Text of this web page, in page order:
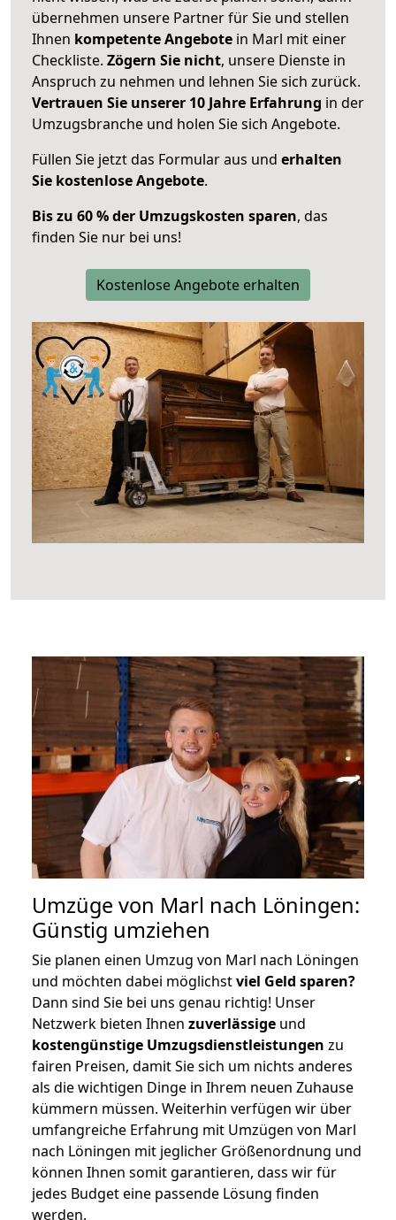
übernehmen unsere Partner für Sie und stellen
Ihnen kompetente Angebote in Marl mit einer
Checkliste. Zögern Sie nicht, unsere Dienste in
Anspruch zu nehmen und lehnen Sie sich zurück.
Vertrauen Sie unserer 10 Jahre Erfahrung in der
Umzugsbranche und holen Sie sich Angebote.
Füllen Sie jetzt das Formular aus und erhalten
Sie kostenlose Angebote.
Bis zu 60 % der Umzugskosten sparen, das
finden Sie nur bei uns!
Kostenlose Angebote erhalten
Umzüge von Marl nach Löningen:
Günstig umziehen
Sie planen einen Umzug von Marl nach Löningen
und möchten dabei möglichstviel Geld sparen?
Dann sind Sie bei uns genau richtig! Unser
Netzwerk bieten Ihnen zuverlässige und
kostengünstige Umzugsdienstleistungen zu
fairen Preisen, damit Sie sich um nichts anderes
als die wichtigen Dinge in Ihrem neuen Zuhause
kümmern müssen. Weiterhin verfügen wir über
umfangreiche Erfahrung mit Umzügen von Marl
nach Löningen mit jeglicher Größenordnung und
können Ihnen somit garantieren, dass wir für
jedes Budget eine passende Lösung finden
werden.